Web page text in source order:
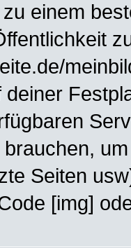
einem
deiner
Seiten
[img]